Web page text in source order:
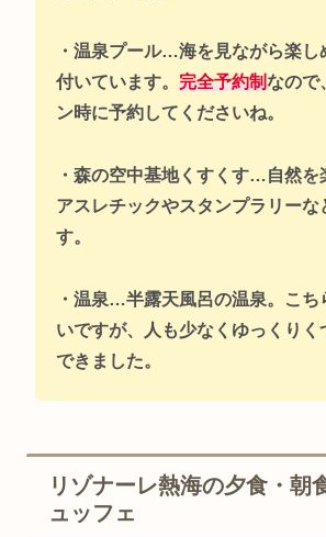
・温泉プール…海を見ながら楽し
付いています。 完全予約制なので
ン時に予約してくださいね。
・森の空中基地くすくす…自然を
アスレチックやスタンプラリーな
す。
・温泉…半露天風呂の温泉。こち
いですが、人も少なくゆっくりく
できました。
リゾナーレ熱海の夕食・朝
ュッフェ